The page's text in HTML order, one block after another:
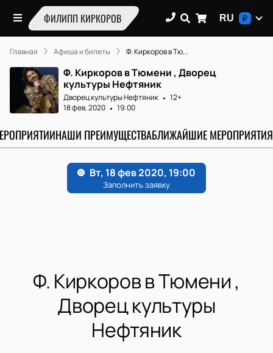
ФИЛИПП КИРКОРОВ RU ₽
Главная Афиша и билеты Ф. Киркоров в Тю...
Ф. Киркоров в Тюмени , Дворец
культуры Нефтяник
Дворец культуры Нефтяник
12+
18 фев. 2020
19:00
НАШИ ПРЕИМУЩЕСТВАБЛИЖАЙШИЕ МЕРОПРИЯТИЯ
Ф. Киркоров в Тюмени ,
Дворец культуры
Нефтяник